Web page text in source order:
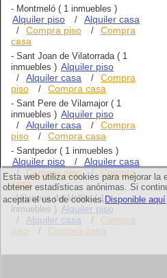
- Montmeló ( 1 inmuebles )
Alquiler piso / Alquiler casa
/ Compra piso /
Compra
casa
- Sant Joan de Vilatorrada ( 1
inmuebles ) Alquiler piso
/ Alquiler casa /
Compra
piso
/ Compra casa
- Sant Pere de Vilamajor ( 1
inmuebles ) Alquiler piso
/ Alquiler casa /
Compra
piso
/ Compra casa
- Santpedor ( 1 inmuebles )
Alquiler piso / Alquiler casa
/ Compra piso /
Compra
casa
-Vilanova del Vallès( 1
inmuebles ) Alquiler piso
/ Alquiler casa /
Compra
piso
/ Compra casa
Esta web utiliza cookies para mejorar la
obtener estadísticas anónimas. Si
acepta el uso de cookies. Disponible aquí